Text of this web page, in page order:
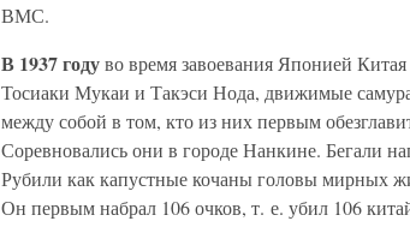
ВМС.
В 1937 годуво время завоевания Японией
Тосиаки Мукаи и Такэси Нода, движимые
между собой в том, кто из них первым
Соревновались они в городе Нанкине. Бегали
Рубили как капустные кочаны головы мирных
Он первым набрал 106 очков, т. е. убил 106